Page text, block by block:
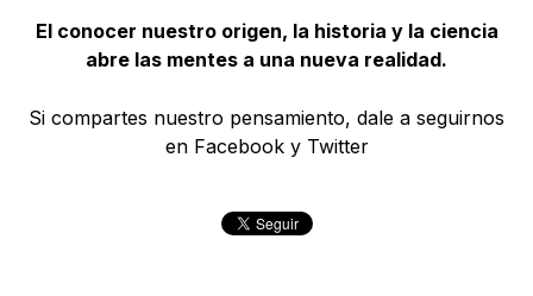
El conocer nuestro origen, la historia y la ciencia
abre las mentes a una nueva realidad.
Si compartes nuestro pensamiento, dale a seguirnos
en Facebook y Twitter